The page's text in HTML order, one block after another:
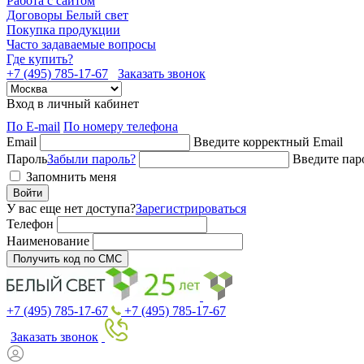
Договоры Белый свет
Покупка продукции
Часто задаваемые вопросы
Где купить?
+7 (495) 785-17-67
Заказать звонок
Вход в личный кабинет
По E-mail По номеру телефона
Email
Введите корректный Email
ПарольЗабыли пароль?
Введите
Запомнить меня
Войти
У вас еще нет доступа?Зарегистрироваться
Телефон
Наименование
Получить код по СМС
+7 (495) 785-17-67
+7 (495) 785-17-67
Заказать звонок